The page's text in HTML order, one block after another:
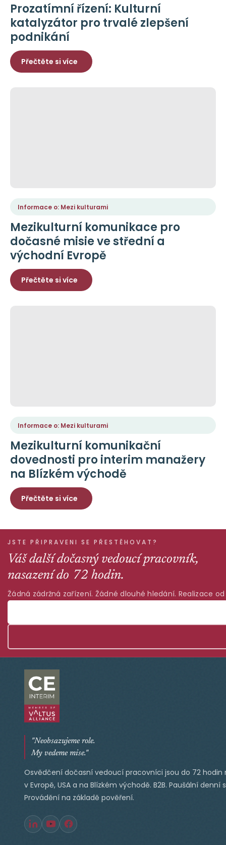
Prozatímní řízení: Kulturní
katalyzátor pro trvalé zlepšení
podnikání
Přečtěte si více
Informace o: Mezi kulturami
Mezikulturní komunikace pro
dočasné misie ve střední a
východní Evropě
Přečtěte si více
Informace o: Mezi kulturami
Mezikulturní komunikační
dovednosti pro interim manažery
na Blízkém východě
Přečtěte si více
JSTE PŘIPRAVENI SE PŘESTĚHOVAT?
Váš další dočasný vedoucí pracovník,
nasazení do 72 hodin.
Žádná zádržná zařízení. Žádné dlouhé hledání. Realizace
"Neobsazujeme role.
My vedeme mise."
Osvědčení dočasní vedoucí pracovníci jsou do 72 hodin
v Evropě, USA a na Blízkém východě. B2B. Paušální denní
Provádění na základě pověření.